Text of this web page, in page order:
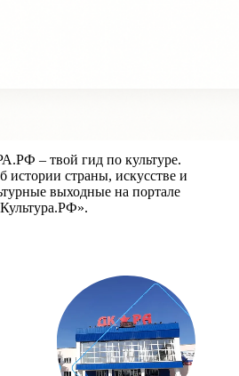
– твой гид по культуре.
истории страны, искусстве и
выходные на портале